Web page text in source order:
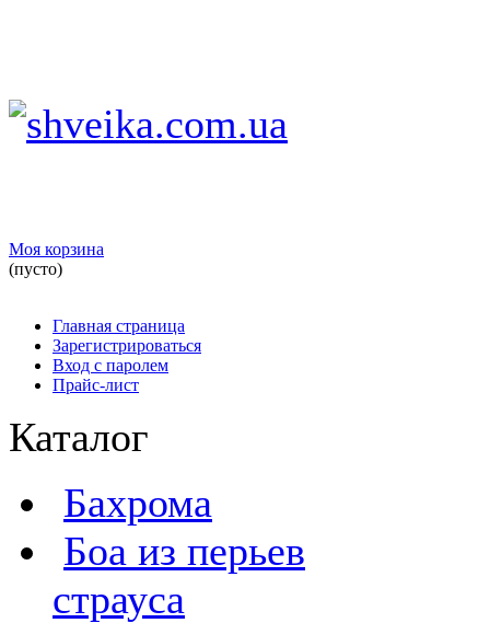
Моя корзина
(пусто)
Главная страница
Зарегистрироваться
Вход с паролем
Прайс-лист
Каталог
Бахрома
Боа из перьев
страуса